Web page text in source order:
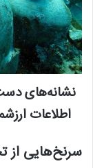
نشانه‌های
اطلاعات
سرنخ‌هایی از